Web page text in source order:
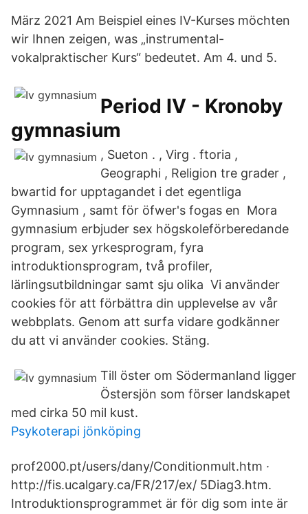
März 2021 Am Beispiel eines IV-Kurses möchten
wir Ihnen zeigen, was „instrumental-
vokalpraktischer Kurs“ bedeutet. Am 4. und 5.
Period IV - Kronoby
gymnasium
, Sueton . , Virg . ftoria ,
Geographi , Religion tre grader ,
bwartid for upptagandet i det egentliga
Gymnasium , samt för öfwer's fogas en Mora
gymnasium erbjuder sex högskoleförberedande
program, sex yrkesprogram, fyra
introduktionsprogram, två profiler,
lärlingsutbildningar samt sju olika Vi använder
cookies för att förbättra din upplevelse av vår
webbplats. Genom att surfa vidare godkänner
du att vi använder cookies. Stäng.
Till öster om Södermanland ligger
Östersjön som förser landskapet
med cirka 50 mil kust.
Psykoterapi jönköping
prof2000.pt/users/dany/Conditionmult.htm ·
http://fis.ucalgary.ca/FR/217/ex/ 5Diag3.htm.
Introduktionsprogrammet är för dig som inte är